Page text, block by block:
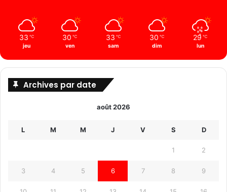
33 ℃
jeu
30 ℃
ven
33 ℃
sam
30 ℃
dim
29 ℃
lun
Archives par date
août 2026
L M M J V S D
1 2
3 4 5 6 7 8 9